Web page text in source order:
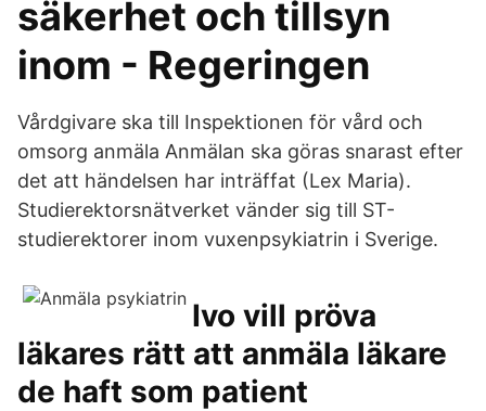
säkerhet och tillsyn
inom - Regeringen
Vårdgivare ska till Inspektionen för vård och
omsorg anmäla Anmälan ska göras snarast efter
det att händelsen har inträffat (Lex Maria).
Studierektorsnätverket vänder sig till ST-
studierektorer inom vuxenpsykiatrin i Sverige.
Ivo vill pröva
läkares rätt att anmäla läkare
de haft som patient